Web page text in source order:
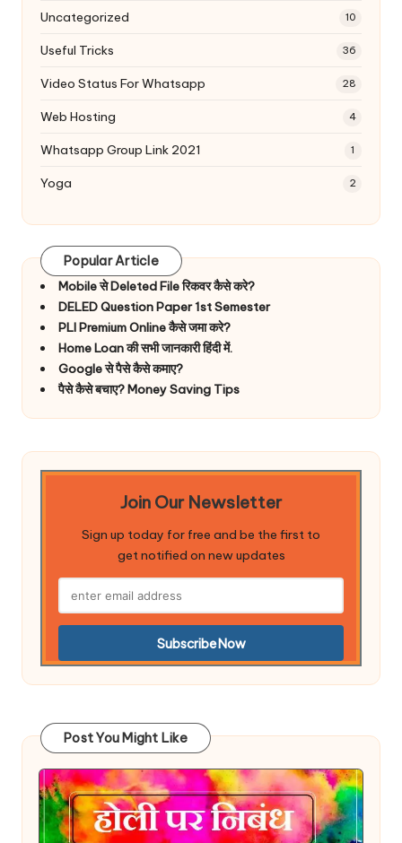
Uncategorized 10
Useful Tricks 36
Video Status For Whatsapp 28
Web Hosting 4
Whatsapp Group Link 2021 1
Yoga 2
Popular Article
Mobile से Deleted File रिकवर कैसे करे?
DELED Question Paper 1st Semester
PLI Premium Online कैसे जमा करे?
Home Loan की सभी जानकारी हिंदी में.
Google से पैसे कैसे कमाए?
पैसे कैसे बचाए? Money Saving Tips
Join Our Newsletter
Sign up today for free and be the first to
get notified on new updates
Post You Might Like